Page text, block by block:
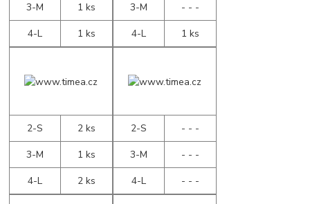
3-M
1 ks
4-L
1 ks
3-M
- - -
4-L
1 ks
2-S
2 ks
3-M
1 ks
4-L
2 ks
2-S
- - -
3-M
- - -
4-L
- - -